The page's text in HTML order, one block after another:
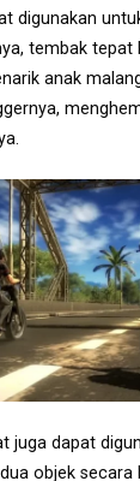
digunakan
tembak tepat
anak
juga dapat
objek secara